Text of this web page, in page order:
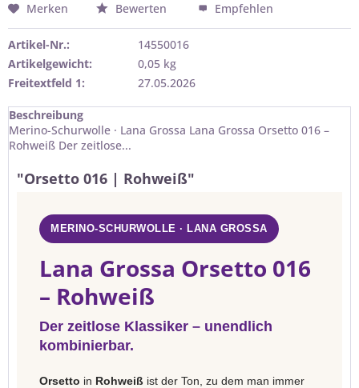
Merken Bewerten Empfehlen
Artikel-Nr.:
14550016
Artikelgewicht:
0,05 kg
Freitextfeld 1:
27.05.2026
Beschreibung
Merino-Schurwolle · Lana Grossa Lana Grossa Orsetto 016 –
Rohweiß Der zeitlose...
"Orsetto 016 | Rohweiß"
MERINO-SCHURWOLLE · LANA GROSSA
Lana Grossa Orsetto 016
– Rohweiß
Der zeitlose Klassiker – unendlich
kombinierbar.
Orsetto in Rohweiß ist der Ton, zu dem man immer